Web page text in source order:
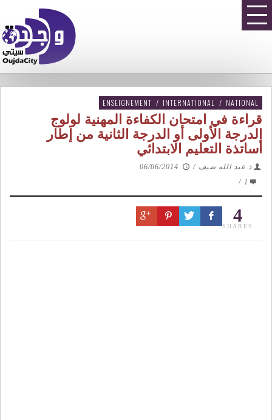
ENSEIGNEMENT / INTERNATIONAL / NATIONAL
قراءة في امتحان الكفاءة المهنية لولوج
الدرجة الأولى أو الدرجة الثانية من إطار
أساتذة التعليم الابتدائي
ذ.عبد الله ضيف /
06/06/2014
1
/
4
SHARES